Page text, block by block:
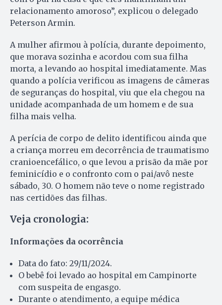
relacionamento amoroso”, explicou o delegado
Peterson Armin.
A mulher afirmou à polícia, durante depoimento,
que morava sozinha e acordou com sua filha
morta, a levando ao hospital imediatamente. Mas
quando a polícia verificou as imagens de câmeras
de seguranças do hospital, viu que ela chegou na
unidade acompanhada de um homem e de sua
filha mais velha.
A perícia de corpo de delito identificou ainda que
a criança morreu em decorrência de traumatismo
cranioencefálico, o que levou a prisão da mãe por
feminicídio e o confronto com o pai/avô neste
sábado, 30. O homem não teve o nome registrado
nas certidões das filhas.
Veja cronologia:
Informações da ocorrência
Data do fato: 29/11/2024.
O bebê foi levado ao hospital em Campinorte
com suspeita de engasgo.
Durante o atendimento, a equipe médica